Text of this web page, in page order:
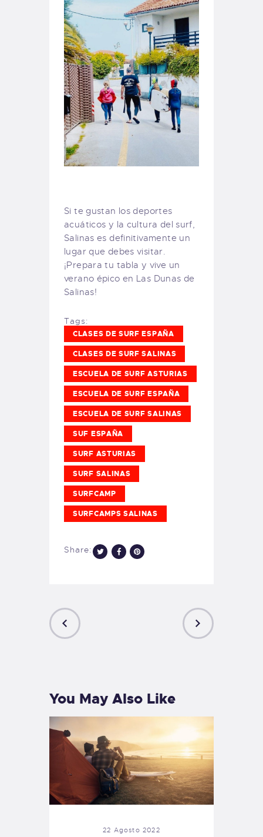
Si te gustan los deportes
acuáticos y la cultura del surf,
Salinas es definitivamente un
lugar que debes visitar.
¡Prepara tu tabla y vive un
verano épico en Las Dunas de
Salinas!
Tags:
CLASES DE SURF ESPAÑA
CLASES DE SURF SALINAS
ESCUELA DE SURF ASTURIAS
ESCUELA DE SURF ESPAÑA
ESCUELA DE SURF SALINAS
SUF ESPAÑA
SURF ASTURIAS
SURF SALINAS
SURFCAMP
SURFCAMPS SALINAS
Share:
You May Also Like
22 Agosto 2022